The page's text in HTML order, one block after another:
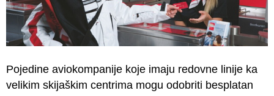
Pojedine aviokompanije koje imaju redovne linije ka
velikim skijaškim centrima mogu odobriti besplatan